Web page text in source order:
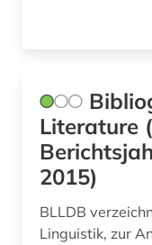
Literature
2015)
BLLDB
Linguistik, zur